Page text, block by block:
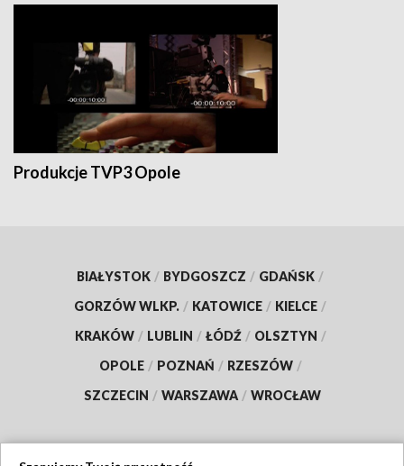
Produkcje TVP3 Opole
BIAŁYSTOK / BYDGOSZCZ / GDAŃSK /
GORZÓW WLKP. / KATOWICE / KIELCE /
KRAKÓW / LUBLIN / ŁÓDŹ / OLSZTYN /
OPOLE / POZNAŃ / RZESZÓW /
SZCZECIN / WARSZAWA / WROCŁAW